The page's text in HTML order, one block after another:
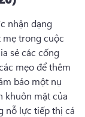
nhận dạng
mẹ trong cuộc
sẻ các cống
mẹo để thêm
bảo một nụ
khuôn mặt của
nỗ lực tiếp thị cá